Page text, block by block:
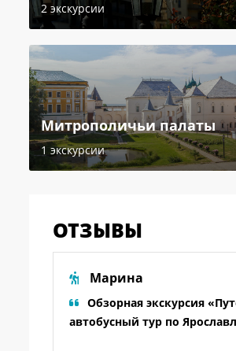
2 экскурсии
Митрополичьи палаты
1 экскурсии
ОТЗЫВЫ
Марина
Обзорная экскурсия
автобусный тур по